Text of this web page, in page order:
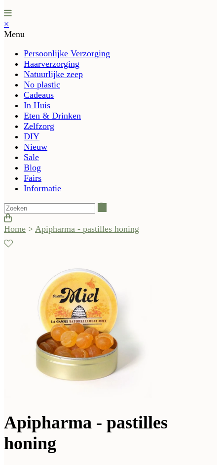
×
Menu
Persoonlijke Verzorging
Haarverzorging
Natuurlijke zeep
No plastic
Cadeaus
In Huis
Eten & Drinken
Zelfzorg
DIY
Nieuw
Sale
Blog
Fairs
Informatie
Home > Apipharma - pastilles honing
Apipharma - pastilles
honing